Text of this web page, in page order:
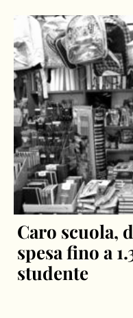
Caro scuola,
spesa fino a
studente